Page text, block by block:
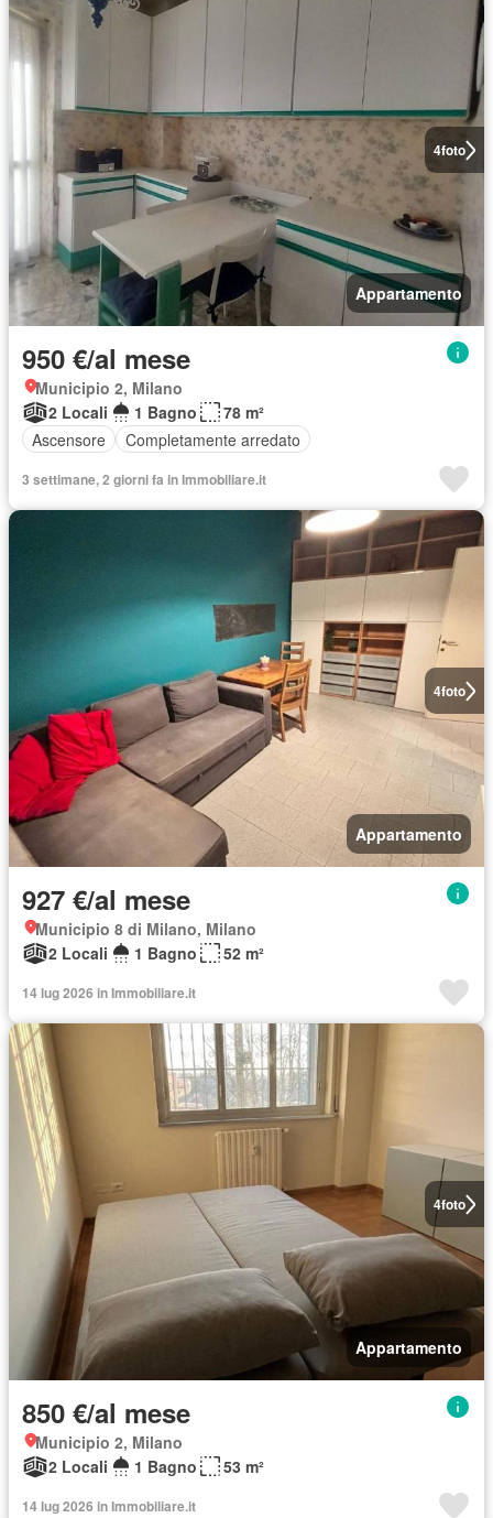
4foto
Appartamento
950 €/al mese
Municipio 2, Milano
2 Locali
1 Bagno
78 m²
Ascensore
Completamente arredato
3 settimane, 2 giorni fa in Immobiliare.it
4foto
Appartamento
927 €/al mese
Municipio 8 di Milano, Milano
2 Locali
1 Bagno 52 m²
14 lug 2026 in Immobiliare.it
4foto
Appartamento
850 €/al mese
Municipio 2, Milano
2 Locali
1 Bagno 53 m²
14 lug 2026 in Immobiliare.it